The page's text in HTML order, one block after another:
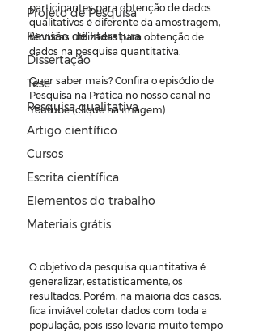
Projeto de Pesquisa
Revisão de literatura
Dissertação
Tese
Pesquisa qualitativa
Artigo científico
Cursos
Escrita científica
Elementos do trabalho
Materiais grátis
participantes para obtenção de dados
qualitativos é diferente da amostragem,
técnicas utilizadas para obtenção de
dados na pesquisa quantitativa.
Quer saber mais? Confira o episódio de
Pesquisa na Prática no nosso canal no
Youtube (clique na imagem)
O objetivo da pesquisa quantitativa é
generalizar, estatisticamente, os
resultados. Porém, na maioria dos casos,
fica inviável coletar dados com toda a
população, pois isso levaria muito tempo